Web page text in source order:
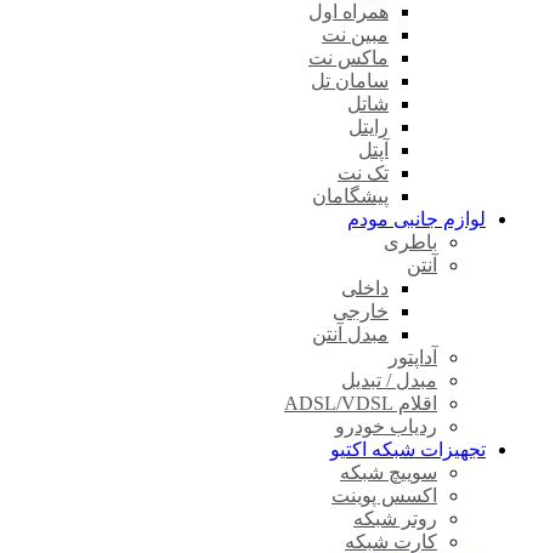
همراه اول
مبین نت
ماکس نت
سامان تل
شاتل
رایتل
آپتل
تک نت
پیشگامان
لوازم جانبی مودم
باطری
آنتن
داخلی
خارجی
مبدل آنتن
آداپتور
مبدل / تبدیل
اقلام ADSL/VDSL
ردیاب خودرو
تجهیزات شبکه اکتیو
سوییچ شبکه
اکسس پوینت
روتر شبکه
کارت شبکه